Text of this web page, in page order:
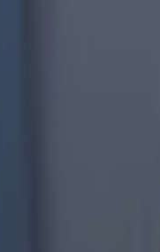
הכל בזריזות,
הכל שחור? למה לראות הכל?